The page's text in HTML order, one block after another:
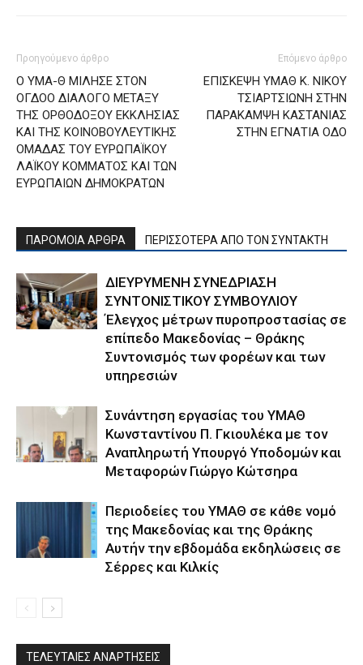
Προηγούμενο άρθρο
Ο ΥΜΑ-Θ ΜΙΛΗΣΕ ΣΤΟΝ
ΟΓΔΟΟ ΔΙΑΛΟΓΟ ΜΕΤΑΞΥ
ΤΗΣ ΟΡΘΟΔΟΞΟΥ ΕΚΚΛΗΣΙΑΣ
ΚΑΙ ΤΗΣ ΚΟΙΝΟΒΟΥΛΕΥΤΙΚΗΣ
ΟΜΑΔΑΣ ΤΟΥ ΕΥΡΩΠΑΪΚΟΥ
ΛΑΪΚΟΥ ΚΟΜΜΑΤΟΣ ΚΑΙ ΤΩΝ
ΕΥΡΩΠΑΙΩΝ ΔΗΜΟΚΡΑΤΩΝ
Επόμενο άρθρο
ΕΠΙΣΚΕΨΗ ΥΜΑΘ Κ. ΝΙΚΟΥ
ΤΣΙΑΡΤΣΙΩΝΗ ΣΤΗΝ
ΠΑΡΑΚΑΜΨΗ ΚΑΣΤΑΝΙΑΣ
ΣΤΗΝ ΕΓΝΑΤΙΑ ΟΔΟ
ΠΑΡΟΜΟΙΑ ΑΡΘΡΑ ΠΕΡΙΣΣΟΤΕΡΑ ΑΠΟ ΤΟΝ ΣΥΝΤΑΚΤΗ
ΔΙΕΥΡΥΜΕΝΗ ΣΥΝΕΔΡΙΑΣΗ
ΣΥΝΤΟΝΙΣΤΙΚΟΥ ΣΥΜΒΟΥΛΙΟΥ
Έλεγχος μέτρων πυροπροστασίας σε
επίπεδο Μακεδονίας – Θράκης
Συντονισμός των φορέων και των
υπηρεσιών
Συνάντηση εργασίας του ΥΜΑΘ
Κωνσταντίνου Π. Γκιουλέκα με τον
Αναπληρωτή Υπουργό Υποδομών και
Μεταφορών Γιώργο Κώτσηρα
Περιοδείες του ΥΜΑΘ σε κάθε νομό
της Μακεδονίας και της Θράκης
Αυτήν την εβδομάδα εκδηλώσεις σε
Σέρρες και Κιλκίς
ΤΕΛΕΥΤΑΙΕΣ ΑΝΑΡΤΗΣΕΙΣ